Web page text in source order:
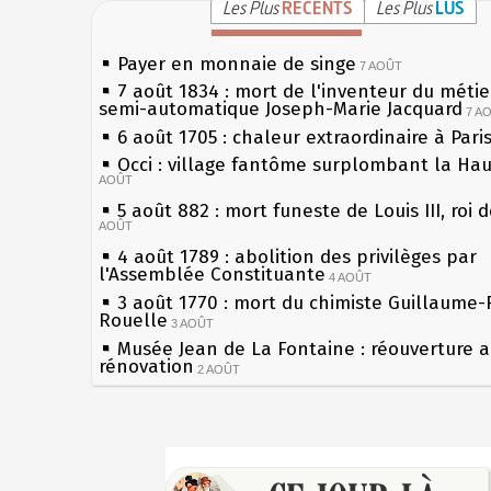
Les PlusRÉCENTS Les PlusLUS
Payer en monnaie de singe 7 AOÛT
7 août 1834 : mort de l'inventeur du
semi-automatique Joseph-Marie Jacquard 7
6 août 1705 : chaleur extraordinaire à Paris
Occi : village fantôme surplombant la
AOÛT
5 août 882 : mort funeste de Louis III, roi
AOÛT
4 août 1789 : abolition des privilèges par
l'Assemblée Constituante 4 AOÛT
3 août 1770 : mort du chimiste Guillaume-
Rouelle 3 AOÛT
Musée Jean de La Fontaine : réouverture
rénovation 2 AOÛT
2 août 1802 : Bonaparte est nommé
les siècles